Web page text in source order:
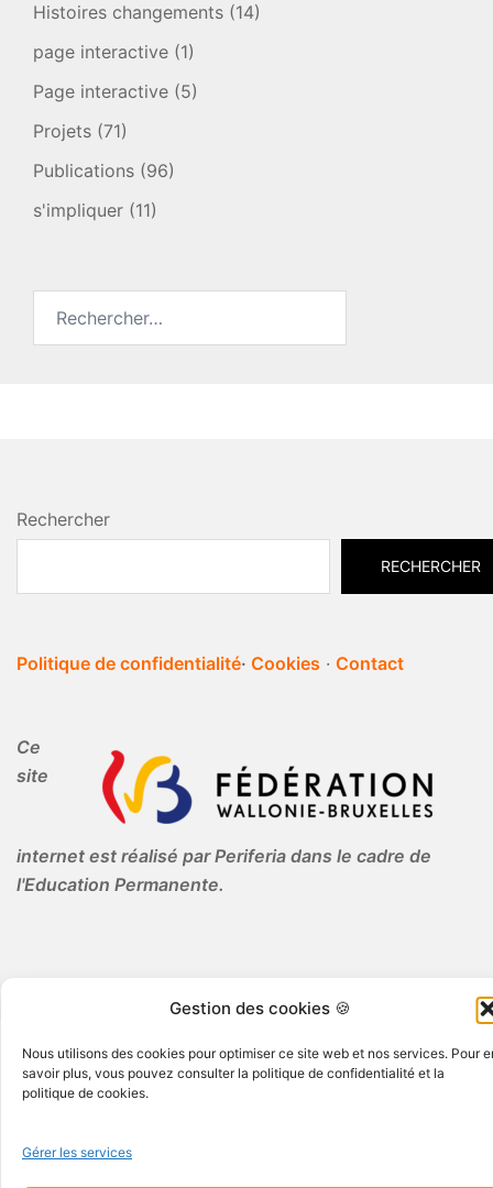
Gestion des cookies 🍪
Nous utilisons des cookies pour optimiser ce site web et nos services. Pour
savoir plus, vous pouvez consulter la politique de confidentialité et la
politique de cookies.
Gérer les services
Histoires changements (14)
page interactive (1)
Page interactive (5)
Projets (71)
Publications (96)
s'impliquer (11)
Rechercher
RECHERCHER
Politique de confidentialité· Cookies · Contact
Ce
site
internet est réalisé par Periferia dans le cadre de
l'Education Permanente.
© 2026 Periferia AISBL · Tous droits réservés